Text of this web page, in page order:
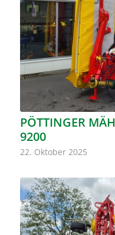
PÖTTINGER
9200
22. Oktober 2025